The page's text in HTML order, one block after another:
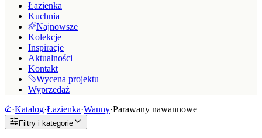
Łazienka
Kuchnia
Najnowsze
Kolekcje
Inspiracje
Aktualności
Kontakt
Wycena projektu
Wyprzedaż
·Katalog·Łazienka·Wanny·Parawany nawannowe
Filtry i kategorie